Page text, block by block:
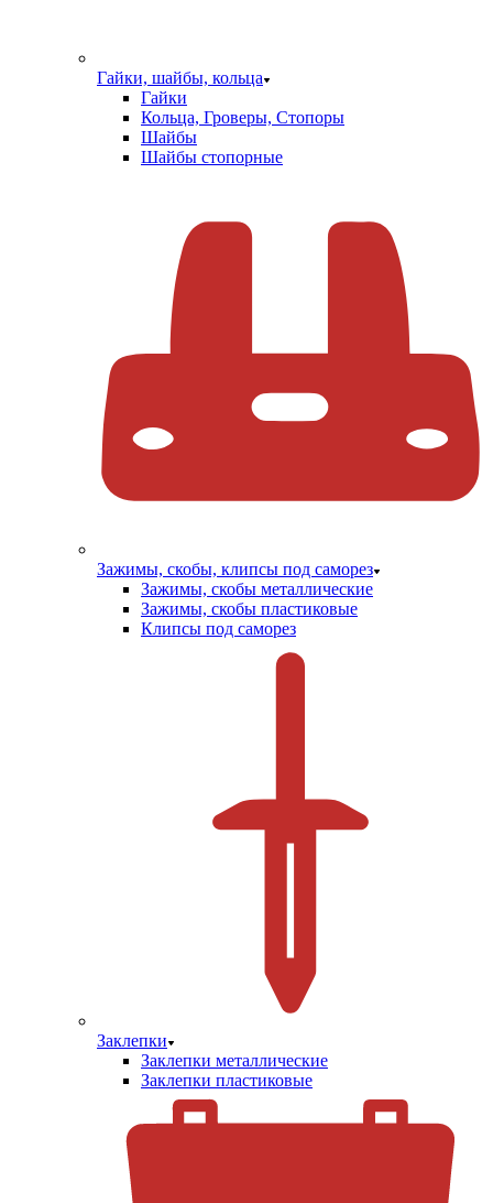
Гайки, шайбы, кольца
Гайки
Кольца, Гроверы, Стопоры
Шайбы
Шайбы стопорные
Зажимы, скобы, клипсы под саморез
Зажимы, скобы металлические
Зажимы, скобы пластиковые
Клипсы под саморез
Заклепки
Заклепки металлические
Заклепки пластиковые